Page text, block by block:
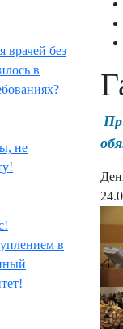
врачей без
в
не
в